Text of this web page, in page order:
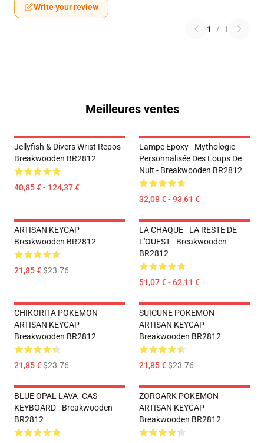
Write your review
1 / 1
Meilleures ventes
Jellyfish & Divers Wrist Repos -
Breakwooden BR2812
40,85 € - 124,37 €
Lampe Epoxy - Mythologie
Personnalisée Des Loups De
Nuit - Breakwooden BR2812
32,08 € - 93,61 €
ARTISAN KEYCAP -
Breakwooden BR2812
21,85 €$23.76
LA CHAQUE - LA RESTE DE
L'OUEST - Breakwooden
BR2812
51,07 € - 62,11 €
CHIKORITA POKEMON -
ARTISAN KEYCAP -
Breakwooden BR2812
21,85 €$23.76
SUICUNE POKEMON -
ARTISAN KEYCAP -
Breakwooden BR2812
21,85 €$23.76
BLUE OPAL LAVA- CAS
KEYBOARD - Breakwooden
BR2812
ZOROARK POKEMON -
ARTISAN KEYCAP -
Breakwooden BR2812